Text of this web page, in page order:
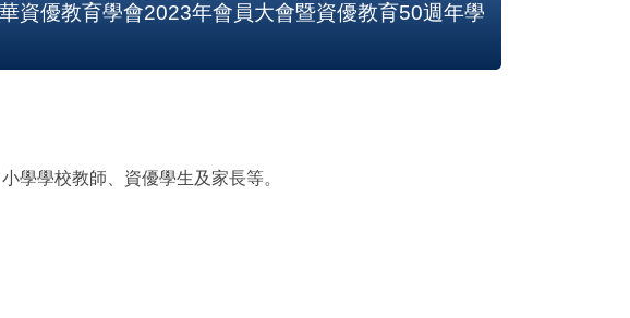
資優教育學會2023年會員大會暨資優教育50週年學
學學校教師、資優學生及家長等。